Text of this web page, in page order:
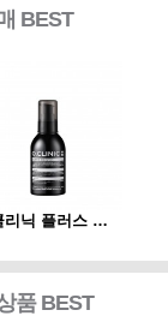
BEST
오클리닉 플러스 플렉신 부스터 120ml
품 BEST